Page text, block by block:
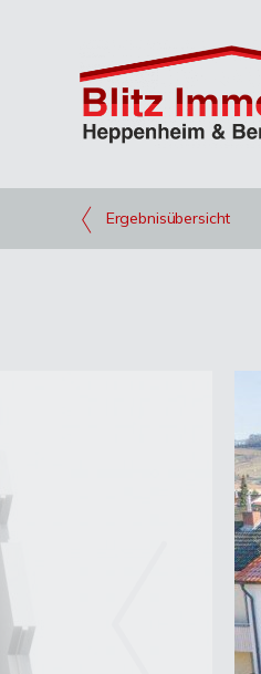
Ergebnisübersicht